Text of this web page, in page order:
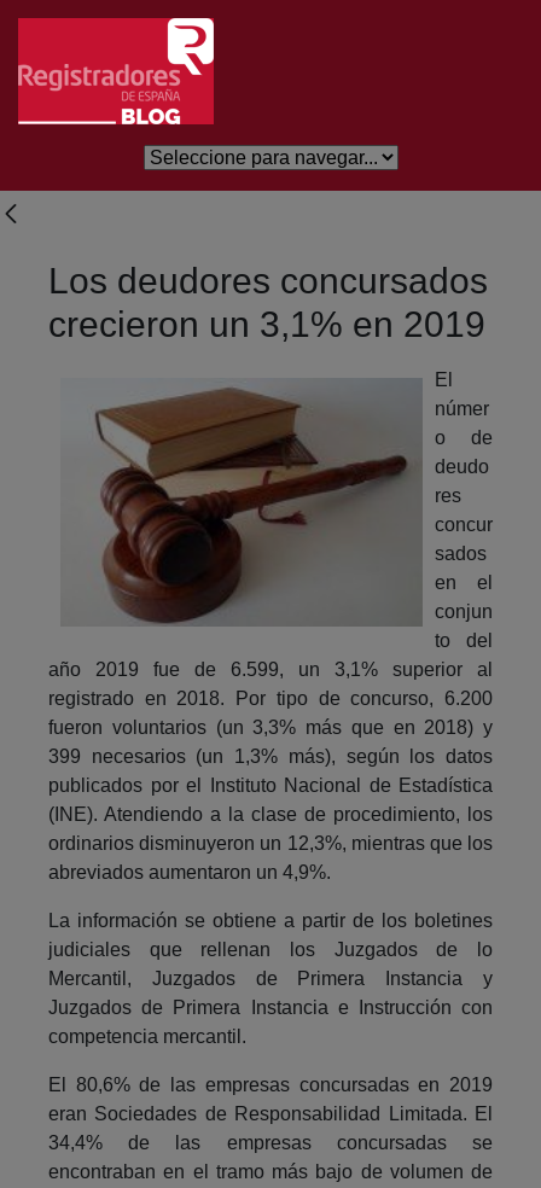
Eduki nagusira joan
Los deudores concursados
crecieron un 3,1% en 2019
El
númer
o de
deudo
res
concur
sados
en el
conjun
to del
año 2019 fue de 6.599, un 3,1% superior al
registrado en 2018. Por tipo de concurso, 6.200
fueron voluntarios (un 3,3% más que en 2018) y
399 necesarios (un 1,3% más), según los datos
publicados por el Instituto Nacional de Estadística
(INE). Atendiendo a la clase de procedimiento, los
ordinarios disminuyeron un 12,3%, mientras que los
abreviados aumentaron un 4,9%.
La información se obtiene a partir de los boletines
judiciales que rellenan los Juzgados de lo
Mercantil, Juzgados de Primera Instancia y
Juzgados de Primera Instancia e Instrucción con
competencia mercantil.
El 80,6% de las empresas concursadas en 2019
eran Sociedades de Responsabilidad Limitada. El
34,4% de las empresas concursadas se
encontraban en el tramo más bajo de volumen de